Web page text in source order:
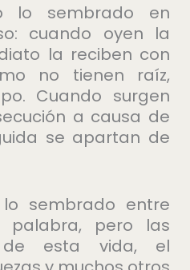
lo sembrado en
cuando oyen la
la reciben con
no tienen raíz,
Cuando surgen
a causa de
se apartan de
sembrado entre
palabra, pero las
de esta vida, el